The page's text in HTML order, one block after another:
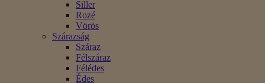
Siller
Rozé
Vörös
Szárazság
Száraz
Félszáraz
Félédes
Édes